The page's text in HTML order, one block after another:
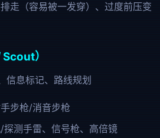
走（容易被一发穿）、过度前压变
）
信息标记、路线规划
步枪/消音步枪
探测手雷、信号枪、高倍镜